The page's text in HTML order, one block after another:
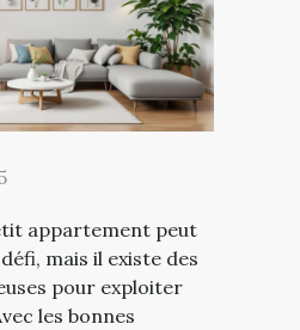
appartement peut
mais il existe des
pour exploiter
les bonnes